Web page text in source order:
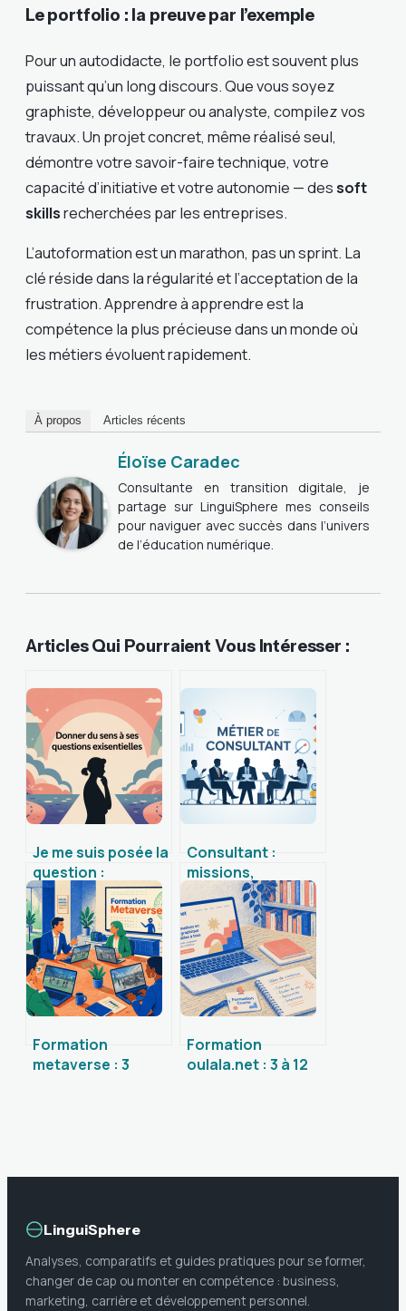
Le portfolio : la preuve par l’exemple
Pour un autodidacte, le portfolio est souvent plus
puissant qu’un long discours. Que vous soyez
graphiste, développeur ou analyste, compilez vos
travaux. Un projet concret, même réalisé seul,
démontre votre savoir-faire technique, votre
capacité d’initiative et votre autonomie — dessoft
skillsrecherchées par les entreprises.
L’autoformation est un marathon, pas un sprint. La
clé réside dans la régularité et l’acceptation de la
frustration. Apprendre à apprendre est la
compétence la plus précieuse dans un monde où
les métiers évoluent rapidement.
À propos Articles récents
Éloïse Caradec
Consultante en transition digitale, je
partage sur LinguiSphere mes conseils
pour naviguer avec succès dans l’univers
de l’éducation numérique.
Articles Qui Pourraient Vous Intéresser :
Je me suis posée la
question :
comprendre et
clarifier ses
doutes intérieurs
Consultant :
missions,
compétences et
pistes concrètes
pour réussir
Formation
metaverse : 3
Formation
oulala.net : 3 à 12
LinguiSphere
Analyses, comparatifs et guides pratiques pour se former,
changer de cap ou monter en compétence : business,
marketing, carrière et développement personnel.